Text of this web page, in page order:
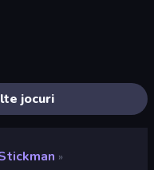
jocuri
»